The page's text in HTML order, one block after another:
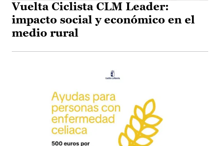
Vuelta Ciclista CLM Leader:
impacto social y económico en el
medio rural